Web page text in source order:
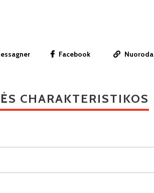
Facebook Nuoroda
CHARAKTERISTIKOS